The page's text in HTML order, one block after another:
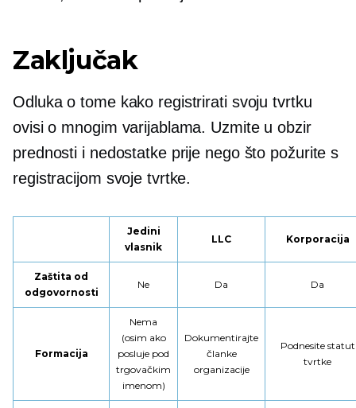
Zaključak
Odluka o tome kako registrirati svoju tvrtku
ovisi o mnogim varijablama. Uzmite u obzir
prednosti i nedostatke prije nego što požurite s
registracijom svoje tvrtke.
Jedini
vlasnik
LLC Korporacija
Zaštita od
odgovornosti
Ne Da Da
Formacija
Nema
(osim ako
posluje pod
trgovačkim
imenom)
Dokumentirajte
članke
organizacije
Podnesite statut
tvrtke